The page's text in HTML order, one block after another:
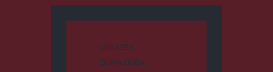
CSÍKSZÉK
DUMA DUBA